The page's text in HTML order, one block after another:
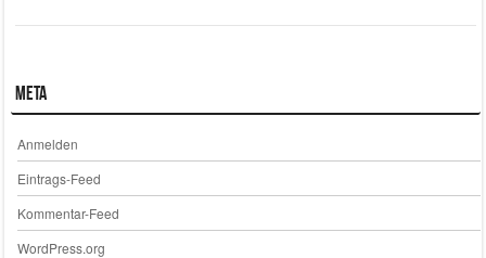
Meta
Anmelden
Eintrags-Feed
Kommentar-Feed
WordPress.org